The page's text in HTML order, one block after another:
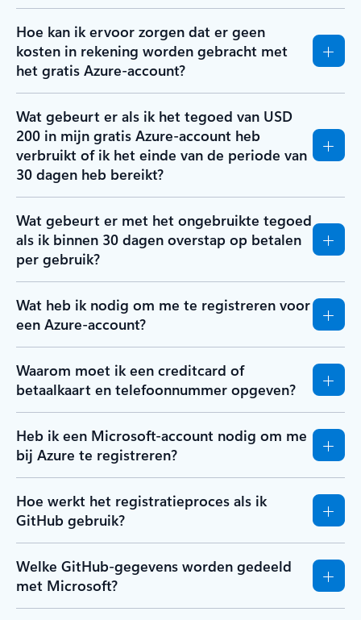
Hoe kan ik ervoor zorgen dat er geen
kosten in rekening worden gebracht met
het gratis Azure-account?
Wat gebeurt er als ik het tegoed van USD
200 in mijn gratis Azure-account heb
verbruikt of ik het einde van de periode van
30 dagen heb bereikt?
Wat gebeurt er met het ongebruikte tegoed
als ik binnen 30 dagen overstap op betalen
per gebruik?
Wat heb ik nodig om me te registreren voor
een Azure-account?
Waarom moet ik een creditcard of
betaalkaart en telefoonnummer opgeven?
Heb ik een Microsoft-account nodig om me
bij Azure te registreren?
Hoe werkt het registratieproces als ik
GitHub gebruik?
Welke GitHub-gegevens worden gedeeld
met Microsoft?